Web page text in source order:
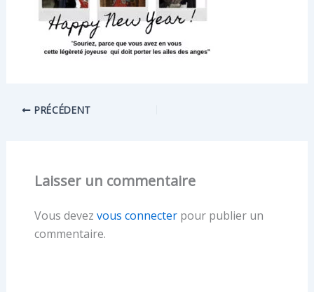
PRÉCÉDENT
Laisser un commentaire
Vous devez vous connecterpour publier un
commentaire.